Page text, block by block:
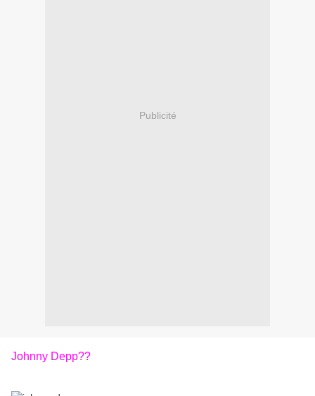
Publicité
Johnny Depp??